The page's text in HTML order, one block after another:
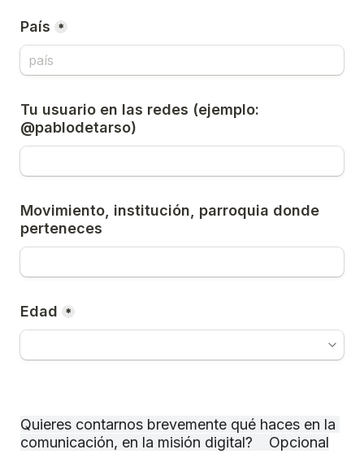
País *
Tu usuario en las redes (ejemplo:
@pablodetarso)
Movimiento, institución, parroquia donde
perteneces
Edad *
Quieres contarnos brevemente qué haces en la
comunicación, en la misión digital?    Opcional